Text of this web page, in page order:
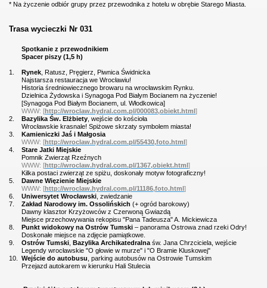
* Na życzenie odbiór grupy przez przewodnika z hotelu w obrębie Starego Miasta.
Trasa wycieczki Nr 031
Spotkanie z przewodnikiem
Spacer piszy (1,5 h)
1. Rynek , Ratusz, Pręgierz, Piwnica Świdnicka
Najstarsza restauracja we Wrocławiu!
Historia średniowiecznego browaru na wrocławskim Rynku.
Dzielnica Żydowska i Synagoga Pod Białym Bocianem na życzenie!
[Synagoga Pod Białym Bocianem, ul. Włodkowica]
WWW: [http://wroclaw.hydral.com.pl/000083,obiekt.html]
2.
Bazylika Św. Elżbiety , wejście do kościoła
Wrocławskie krasnale! Spiżowe skrzaty symbolem miasta!
3. Kamieniczki Jaś i Małgosia
WWW: [http://wroclaw.hydral.com.pl/55430,foto.html]
4.
Stare Jatki Miejskie
Pomnik Zwierząt Rzeźnych
WWW: [http://wroclaw.hydral.com.pl/1367,obiekt.html]
Kilka postaci zwierząt ze spiżu, doskonały motyw fotograficzny!
5.
Dawne Więzienie Miejskie
WWW: [http://wroclaw.hydral.com.pl/11186,foto.html]
6.
Uniwersytet Wrocławski , zwiedzanie
7.
Zakład Narodowy im. Ossolińskich (+ ogród barokowy)
Dawny klasztor Krzyżowców z Czerwoną Gwiazdą
Miejsce przechowywania rekopisu "Pana Tadeusza" A. Mickiewicza
8.
Punkt widokowy na Ostrów Tumski – panorama Ostrowa znad rzeki Odry!
Doskonałe miejsce na zdjęcie pamiątkowe.
9.
Ostrów Tumski Bazylika Archikatedralna św. Jana Chrzciciela, wejście
Legendy wrocławskie "O głowie w murze" i "O Bramie Kluskowej"
10. Wejście do autobusu , parking autobusów na Ostrowie Tumskim
Przejazd autokarem w kierunku Hali Stulecia